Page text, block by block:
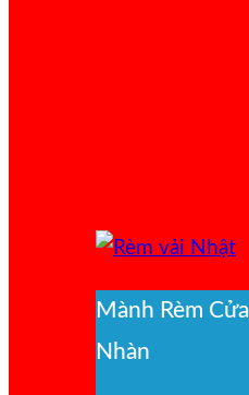
Mành Rèm
Nhàn